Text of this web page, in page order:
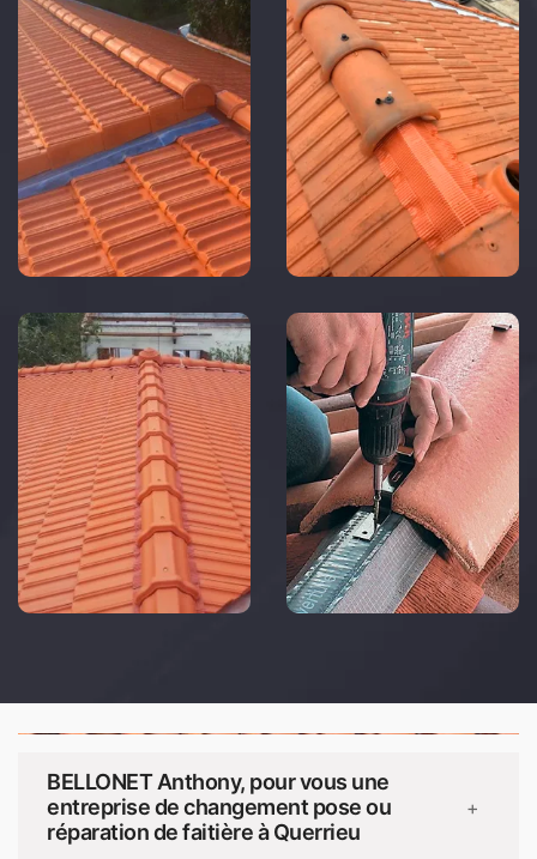
BELLONET Anthony, pour vous une
entreprise de changement pose ou
réparation de faitière à Querrieu
+